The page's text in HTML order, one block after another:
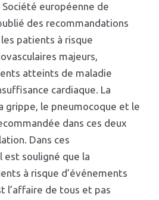
Société européenne de
des recommandations
patients à risque
majeurs,
atteints de maladie
cardiaque. La
grippe, le pneumocoque et le
dans ces deux
Dans ces
est souligné que la
à risque d’événements
l’affaire de tous et pas